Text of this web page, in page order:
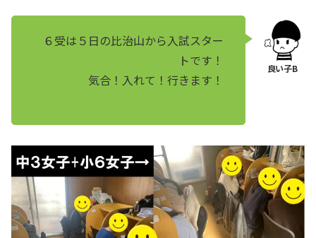
６受は５日の比治山から入試スター
トです！
気合！入れて！行きます！